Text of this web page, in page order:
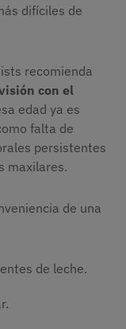
difíciles de
recomienda
con el
edad ya es
falta de
persistentes
maxilares.
de una
de leche.